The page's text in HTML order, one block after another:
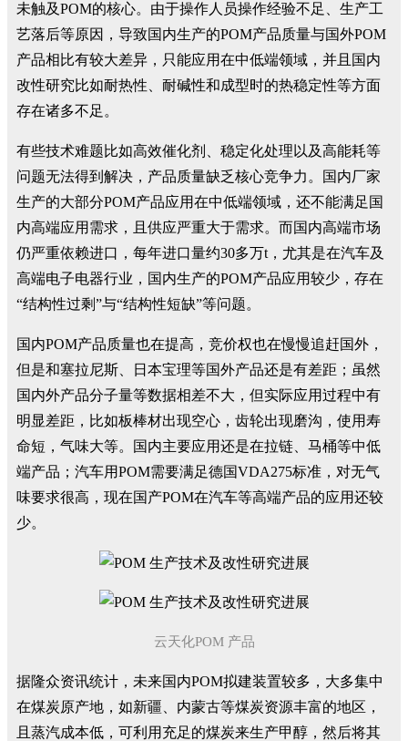
未触及POM的核心。由于操作人员操作经验不足、生产工
艺落后等原因，导致国内生产的POM产品质量与国外POM
产品相比有较大差异，只能应用在中低端领域，并且国内
改性研究比如耐热性、耐碱性和成型时的热稳定性等方面
存在诸多不足。
有些技术难题比如高效催化剂、稳定化处理以及高能耗等
问题无法得到解决，产品质量缺乏核心竞争力。国内厂家
生产的大部分POM产品应用在中低端领域，还不能满足国
内高端应用需求，且供应严重大于需求。而国内高端市场
仍严重依赖进口，每年进口量约30多万t，尤其是在汽车及
高端电子电器行业，国内生产的POM产品应用较少，存在
“结构性过剩”与“结构性短缺”等问题。
国内POM产品质量也在提高，竞价权也在慢慢追赶国外，
但是和塞拉尼斯、日本宝理等国外产品还是有差距；虽然
国内外产品分子量等数据相差不大，但实际应用过程中有
明显差距，比如板棒材出现空心，齿轮出现磨沟，使用寿
命短，气味大等。国内主要应用还是在拉链、马桶等中低
端产品；汽车用POM需要满足德国VDA275标准，对无气
味要求很高，现在国产POM在汽车等高端产品的应用还较
少。
云天化POM 产品
据隆众资讯统计，未来国内POM拟建装置较多，大多集中
在煤炭原产地，如新疆、内蒙古等煤炭资源丰富的地区，
且蒸汽成本低，可利用充足的煤炭来生产甲醇，然后将其